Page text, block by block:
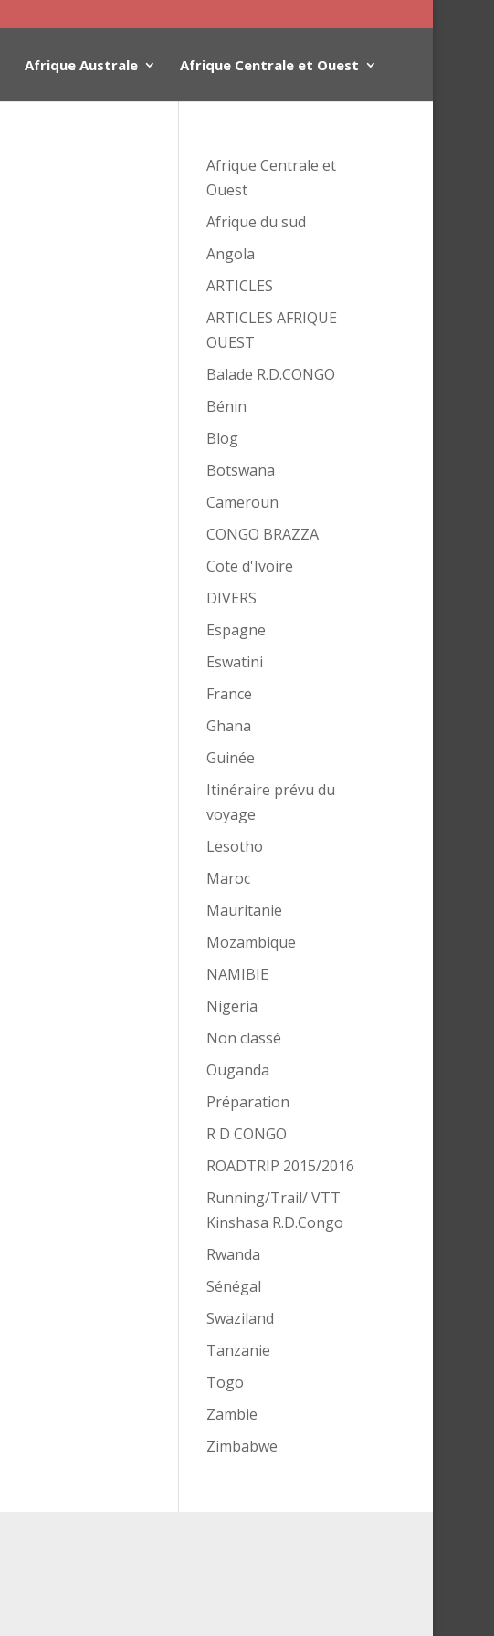
Afrique Australe Afrique Centrale et Ouest
Afrique Centrale et
Ouest
Afrique du sud
Angola
ARTICLES
ARTICLES AFRIQUE
OUEST
Balade R.D.CONGO
Bénin
Blog
Botswana
Cameroun
CONGO BRAZZA
Cote d'Ivoire
DIVERS
Espagne
Eswatini
France
Ghana
Guinée
Itinéraire prévu du
voyage
Lesotho
Maroc
Mauritanie
Mozambique
NAMIBIE
Nigeria
Non classé
Ouganda
Préparation
R D CONGO
ROADTRIP 2015/2016
Running/Trail/ VTT
Kinshasa R.D.Congo
Rwanda
Sénégal
Swaziland
Tanzanie
Togo
Zambie
Zimbabwe